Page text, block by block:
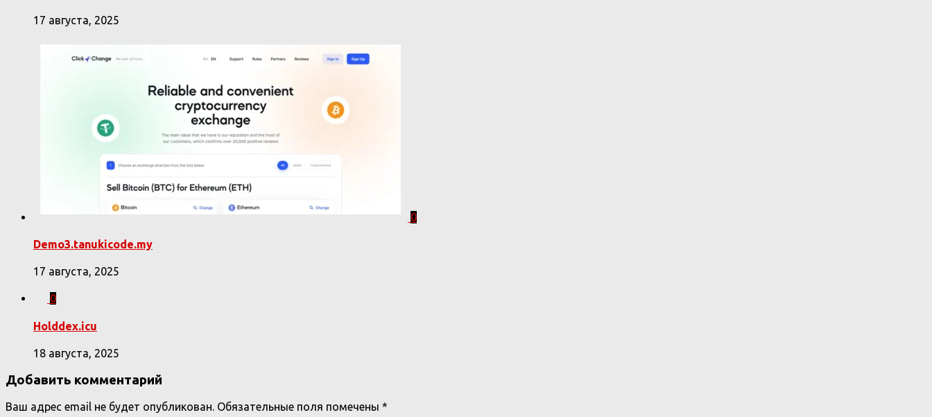
17 августа, 2025
0
Demo3.tanukicode.my
17 августа, 2025
0
Holddex.icu
18 августа, 2025
Добавить комментарий
Ваш адрес email не будет опубликован. Обязательные поля помечены *